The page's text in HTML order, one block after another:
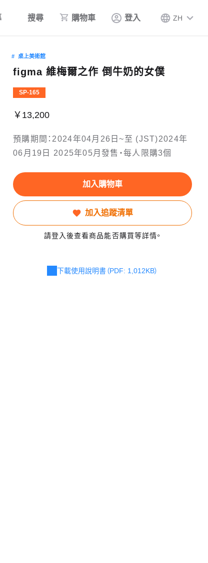
搜尋 購物車 登入 ZH
桌上美術館
figma 維梅爾之作 倒牛奶的女僕
SP-165
￥13,200
預購期間：2024年04月26日~至 (JST)2024年
06月19日 2025年05月發售・每人限購3個
加入購物車
加入追蹤清單
請登入後查看商品能否購買等詳情。
下載使用說明書（PDF: 1,012KB）